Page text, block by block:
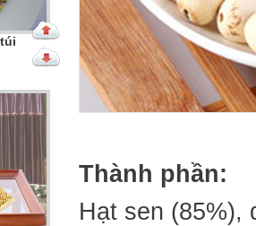
Thành phần:
Hạt sen (85%),